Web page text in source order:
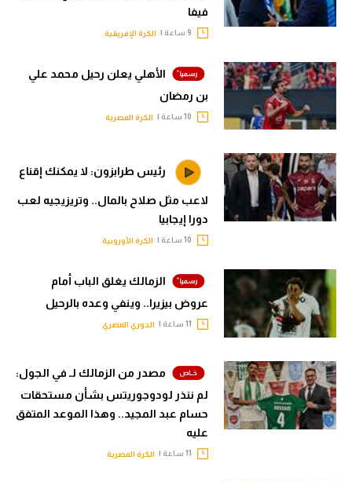
فيفا
الكرة الإفريقية
الأهلي يعلن رحيل محمد علي
بن رمضان
الكرة المصرية
رئيس طرابزون: لا يمكنك إقناع
لاعب مثل صلاح بالمال.. وتريزيجيه لعب
دورا إيجابيا
الكرة الأوروبية
الزمالك يغلق الباب أمام
عروض بيزيرا.. وينفي وعده بالرحيل
الدوري المصري
مصدر من الزمالك لـ في الجول:
لم ننذر لودوجوريتس بشأن مستحقات
حسام عبد المجيد.. وهذا الموعد المتفق
عليه
الكرة المصرية